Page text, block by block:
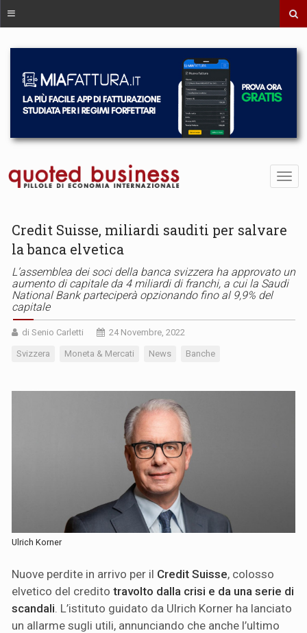
Credit Suisse, miliardi sauditi per salvare
la banca elvetica
L’assemblea dei soci della banca svizzera ha approvato un
aumento di capitale da 4 miliardi di franchi, a cui la Saudi
National Bank parteciperà opzionando fino al 9,9% del
capitale
di Senio Carletti 24 Novembre, 2022
Svizzera Moneta & Mercati News Banche
Ulrich Korner
Nuove perdite in arrivo per il Credit Suisse, colosso
elvetico del credito travolto dalla crisi e da una serie di
scandali . L’istituto guidato da Ulrich Korner ha lanciato
un allarme sugli utili, annunciando che anche l’ultimo